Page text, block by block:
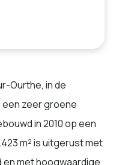
Ourthe, in de
een zeer groene
in 2010 op een
m² is uitgerust met
en met hoogwaardige